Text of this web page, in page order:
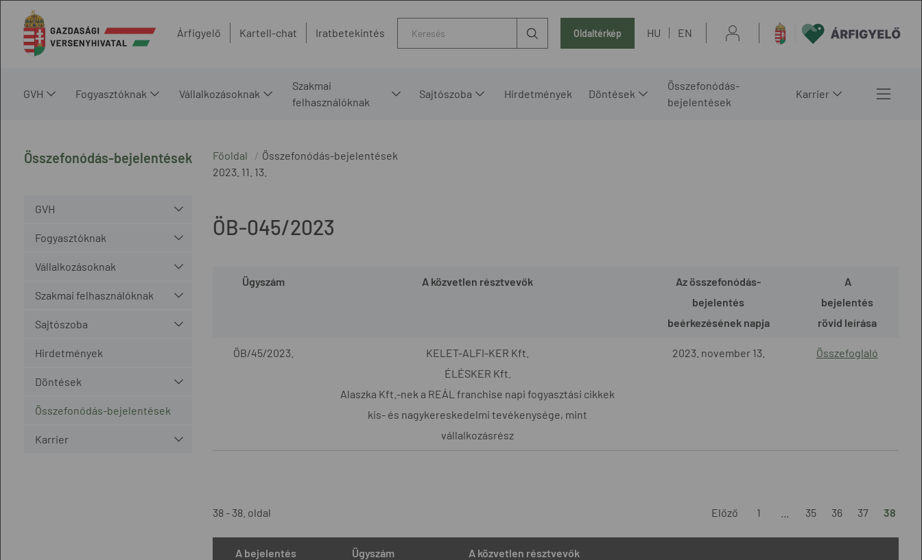
Árfigyelő Kartell-chat Iratbetekintés Oldaltérkép HU EN
GVH Fogyasztóknak Vállalkozásoknak
Szakmai
felhasználóknak
Sajtószoba Hirdetmények Döntések
Összefonódás-
bejelentések
Karrier
Összefonódás-bejelentések
GVH
Fogyasztóknak
Vállalkozásoknak
Szakmai felhasználóknak
Sajtószoba
Hirdetmények
Döntések
Összefonódás-bejelentések
Karrier
Főoldal
Összefonódás-bejelentések
2023. 11. 13.
ÖB-045/2023
Ügyszám A közvetlen résztvevők
Az összefonódás-
bejelentés
beérkezésének napja
A
bejelentés
rövid leírása
ÖB/45/2023.
KELET-ALFI-KER Kft.
ÉLÉSKER Kft.
Alaszka Kft.-nek a REÁL franchise napi fogyasztási cikkek
kis- és nagykereskedelmi tevékenysége, mint
vállalkozásrész
2023. november 13. Összefoglaló
38 - 38. oldal Előző 1 35 36 37 38
A bejelentés
Ügyszám A közvetlen résztvevők